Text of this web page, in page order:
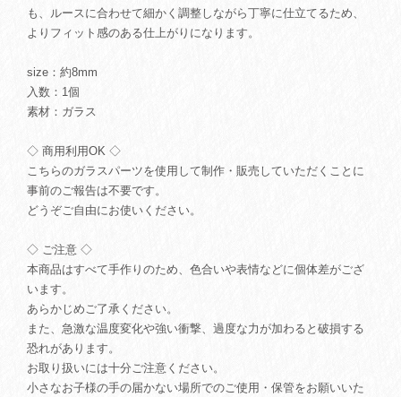
も、ルースに合わせて細かく調整しながら丁寧に仕立てるため、
よりフィット感のある仕上がりになります。
size：約8mm
入数：1個
素材：ガラス
◇ 商用利用OK ◇
こちらのガラスパーツを使用して制作・販売していただくことに
事前のご報告は不要です。
どうぞご自由にお使いください。
◇ ご注意 ◇
本商品はすべて手作りのため、色合いや表情などに個体差がござ
います。
あらかじめご了承ください。
また、急激な温度変化や強い衝撃、過度な力が加わると破損する
恐れがあります。
お取り扱いには十分ご注意ください。
小さなお子様の手の届かない場所でのご使用・保管をお願いいた